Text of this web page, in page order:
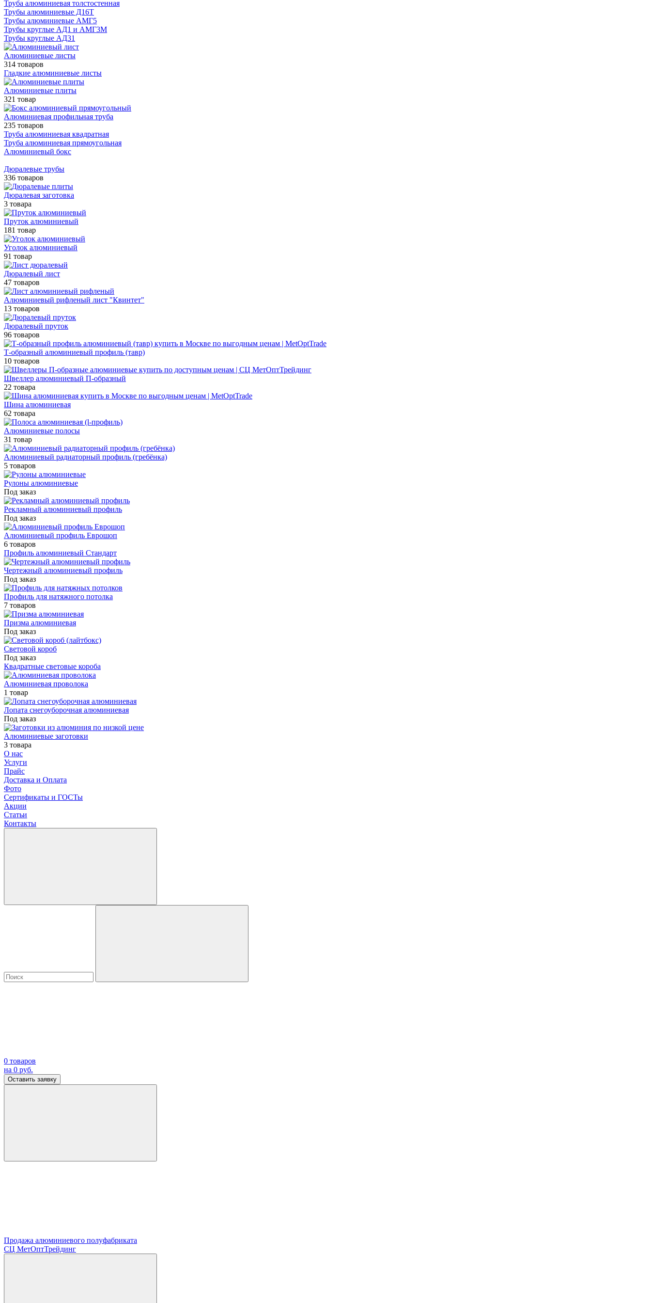
Труба алюминиевая толстостенная
Трубы алюминиевые Д16Т
Трубы алюминиевые АМГ5
Трубы круглые АД1 и АМГ3М
Трубы круглые АД31
Алюминиевые листы
314 товаров
Гладкие алюминиевые листы
Алюминиевые плиты
321 товар
Алюминиевая профильная труба
235 товаров
Труба алюминиевая квадратная
Труба алюминиевая прямоугольная
Алюминиевый бокс
Дюралевые трубы
336 товаров
Дюралевая заготовка
3 товара
Пруток алюминиевый
181 товар
Уголок алюминиевый
91 товар
Дюралевый лист
47 товаров
Алюминиевый рифленый лист "Квинтет"
13 товаров
Дюралевый пруток
96 товаров
Т-образный алюминиевый профиль (тавр)
10 товаров
Швеллер алюминиевый П-образный
22 товара
Шина алюминиевая
62 товара
Алюминиевые полосы
31 товар
Алюминиевый радиаторный профиль (гребёнка)
5 товаров
Рулоны алюминиевые
Под заказ
Рекламный алюминиевый профиль
Под заказ
Алюминиевый профиль Еврошоп
6 товаров
Профиль алюминиевый Стандарт
Чертежный алюминиевый профиль
Под заказ
Профиль для натяжного потолка
7 товаров
Призма алюминиевая
Под заказ
Световой короб
Под заказ
Квадратные световые короба
Алюминиевая проволока
1 товар
Лопата снегоуборочная алюминиевая
Под заказ
Алюминиевые заготовки
3 товара
О нас
Услуги
Прайс
Доставка и Оплата
Фото
Сертификаты и ГОСТы
Акции
Статьи
Контакты
0 товаров
на 0 руб.
Оставить заявку
Продажа алюминиевого полуфабриката
СЦ МетОптТрейдинг